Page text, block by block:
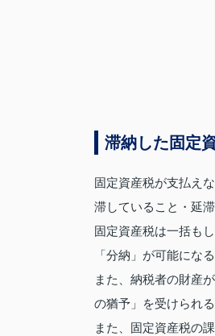
滞納した固定
固定資産税が支払え
滞していること・延
固定資産税は一括も
「分納」が可能にな
また、納税者の財産
の猶予」を受けられ
また、固定資産税の